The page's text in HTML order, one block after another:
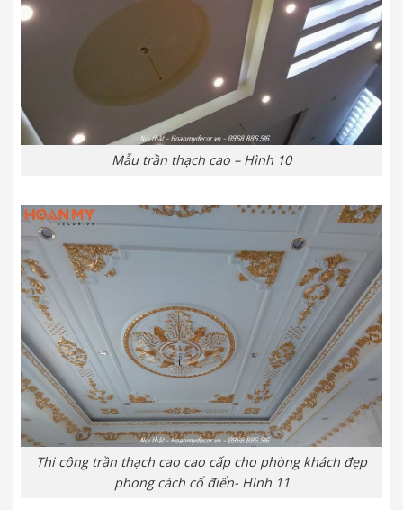
Mẫu trần thạch cao – Hình 10
Thi công trần thạch cao cao cấp cho phòng khách đẹp
phong cách cổ điển- Hình 11